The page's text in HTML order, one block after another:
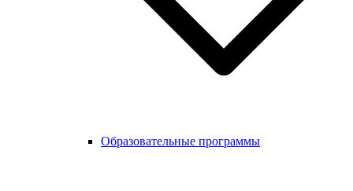
Образовательные программы